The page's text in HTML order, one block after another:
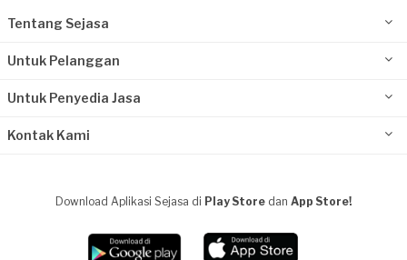
Tentang Sejasa
Untuk Pelanggan
Untuk Penyedia Jasa
Kontak Kami
Download Aplikasi Sejasa di Play Store dan App Store!